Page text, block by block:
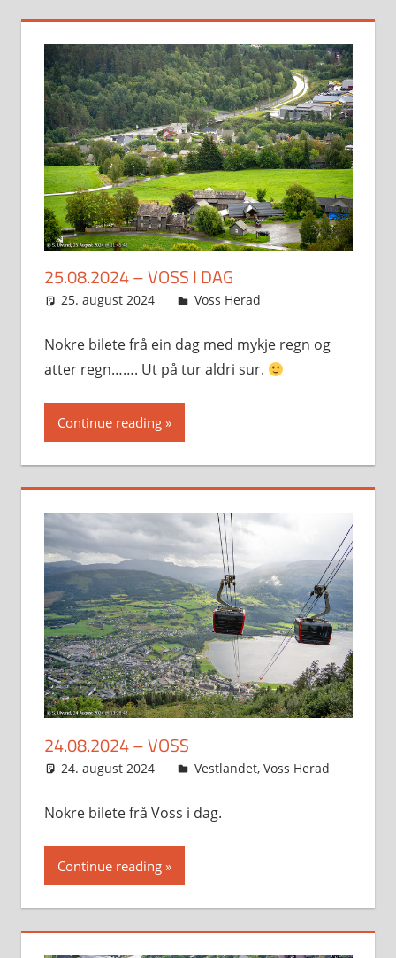
25.08.2024 – VOSS I DAG
25. august 2024 Svein
Voss Herad
Nokre bilete frå ein dag med mykje regn og
atter regn……. Ut på tur aldri sur.
Continue reading
24.08.2024 – VOSS
24. august 2024 Svein
Vestlandet, Voss Herad
Nokre bilete frå Voss i dag.
Continue reading